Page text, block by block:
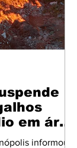
prova, já que
escolas
do
ser feita por
em área
informou